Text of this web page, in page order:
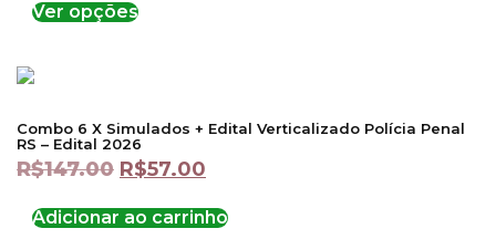
Ver opções
Combo 6 X Simulados + Edital Verticalizado Polícia Penal
RS – Edital 2026
R$147.00 R$57.00
Adicionar ao carrinho